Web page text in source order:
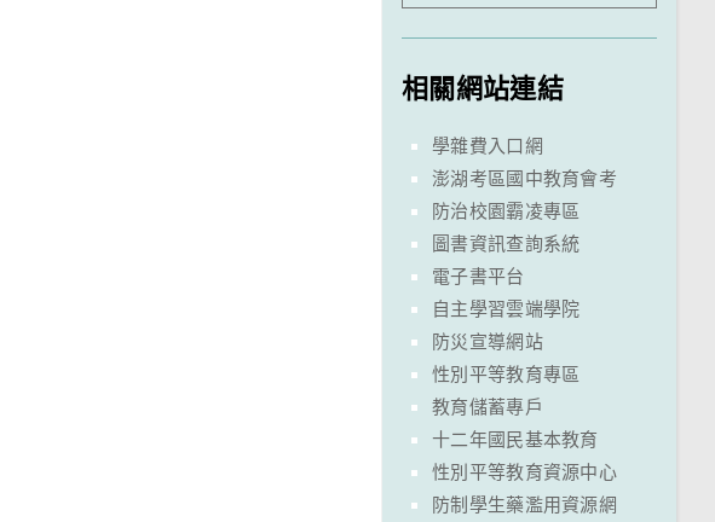
相關網站連結
學雜費入口網
澎湖考區國中教育會考
防治校園霸凌專區
圖書資訊查詢系統
電子書平台
自主學習雲端學院
防災宣導網站
性別平等教育專區
教育儲蓄專戶
十二年國民基本教育
性別平等教育資源中心
防制學生藥濫用資源網